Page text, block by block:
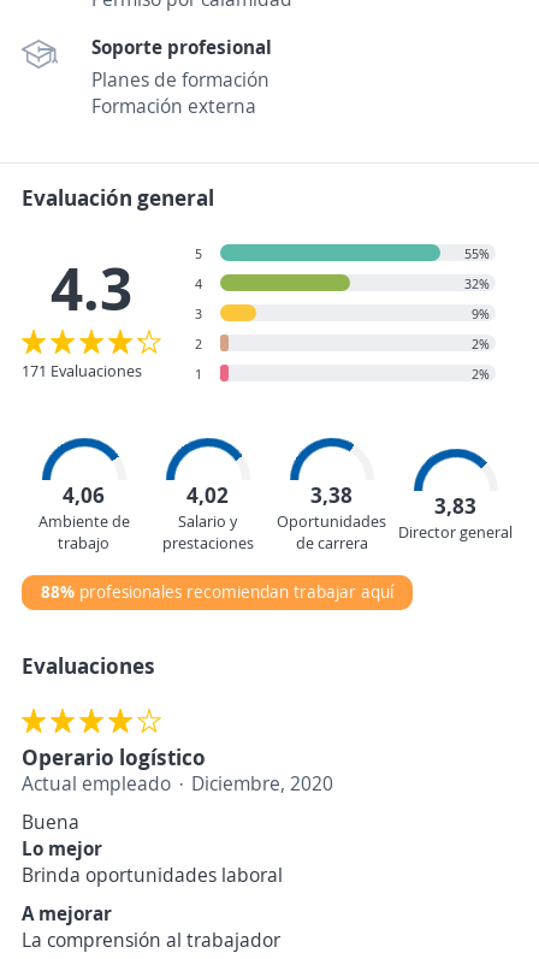
Soporte profesional
Planes de formación
Formación externa
Evaluación general
4.3
171 Evaluaciones
5
55%
4
32%
3
9%
2
2%
1
2%
4,06
Ambiente de
trabajo
4,02
Salario y
prestaciones
3,38
Oportunidades
de carrera
3,83
Director general
88% profesionales recomiendan trabajar aquí
Evaluaciones
Operario logístico
Actual empleado
Diciembre, 2020
Buena
Lo mejor
Brinda oportunidades laboral
A mejorar
La comprensión al trabajador